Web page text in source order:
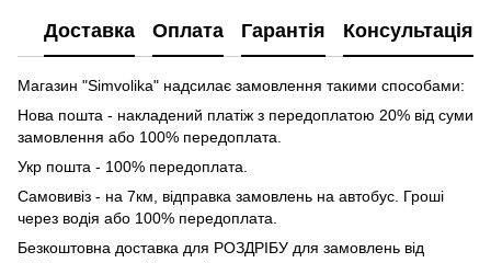
Доставка Оплата Гарантія Консультація
Магазин "Simvolika" надсилає замовлення такими способами:
Нова пошта - накладений платіж з передоплатою 20% від суми
замовлення або 100% передоплата.
Укр пошта - 100% передоплата.
Самовивіз - на 7км, відправка замовлень на автобус. Гроші
через водія або 100% передоплата.
Безкоштовна доставка для РОЗДРІБУ для замовлень від